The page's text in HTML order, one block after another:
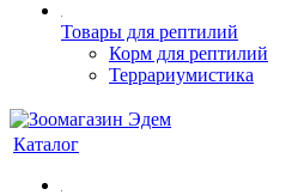
Товары для рептилий
Корм для рептилий
Террариумистика
Каталог